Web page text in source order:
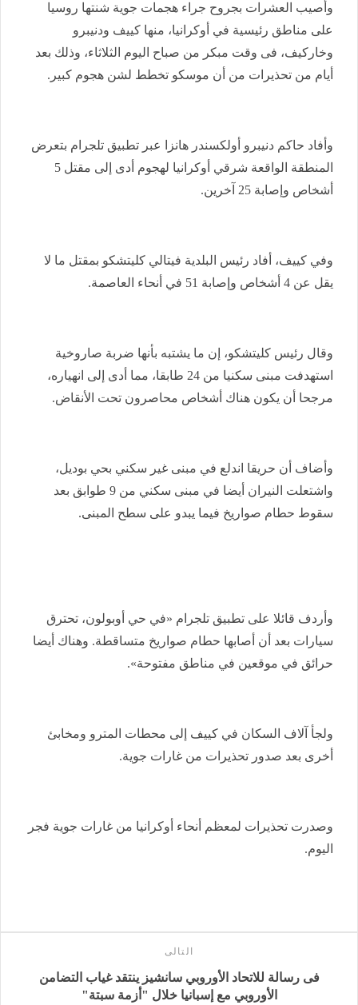
وأصيب العشرات بجروح جراء هجمات جوية شنتها روسيا
على مناطق رئيسية في أوكرانيا، منها كييف ودنيبرو
وخاركيف، فى وقت مبكر من صباح اليوم الثلاثاء، وذلك بعد
أيام من تحذيرات من أن موسكو تخطط لشن هجوم كبير.
وأفاد حاكم دنيبرو أولكسندر هانزا عبر تطبيق تلجرام بتعرض
المنطقة الواقعة شرقي أوكرانيا لهجوم أدى إلى مقتل 5
أشخاص وإصابة 25 آخرين.
وفي كييف، أفاد رئيس البلدية فيتالي كليتشكو بمقتل ما لا
يقل عن 4 أشخاص وإصابة 51 في أنحاء العاصمة.
وقال رئيس كليتشكو، إن ما يشتبه بأنها ضربة صاروخية
استهدفت مبنى سكنيا من 24 طابقا، مما أدى إلى انهياره،
مرجحا أن يكون هناك أشخاص محاصرون تحت الأنقاض.
وأضاف أن حريقا اندلع في مبنى غير سكني بحي بوديل،
واشتعلت النيران أيضا في مبنى سكني من 9 طوابق بعد
سقوط حطام صواريخ فيما يبدو على سطح المبنى.
وأردف قائلا على تطبيق تلجرام «في حي أوبولون، تحترق
سيارات بعد أن أصابها حطام صواريخ متساقطة. وهناك أيضا
حرائق في موقعين في مناطق مفتوحة».
ولجأ آلاف السكان في كييف إلى محطات المترو ومخابئ
أخرى بعد صدور تحذيرات من غارات جوية.
وصدرت تحذيرات لمعظم أنحاء أوكرانيا من غارات جوية فجر
اليوم.
التالى
فى رسالة للاتحاد الأوروبي سانشيز ينتقد غياب التضامن
الأوروبي مع إسبانيا خلال "أزمة سبتة"